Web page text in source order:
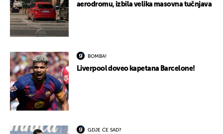
aerodromu, izbila velika masovna tučnjava
BOMBA!
Liverpool doveo kapetana Barcelone!
GDJE ĆE SAD?